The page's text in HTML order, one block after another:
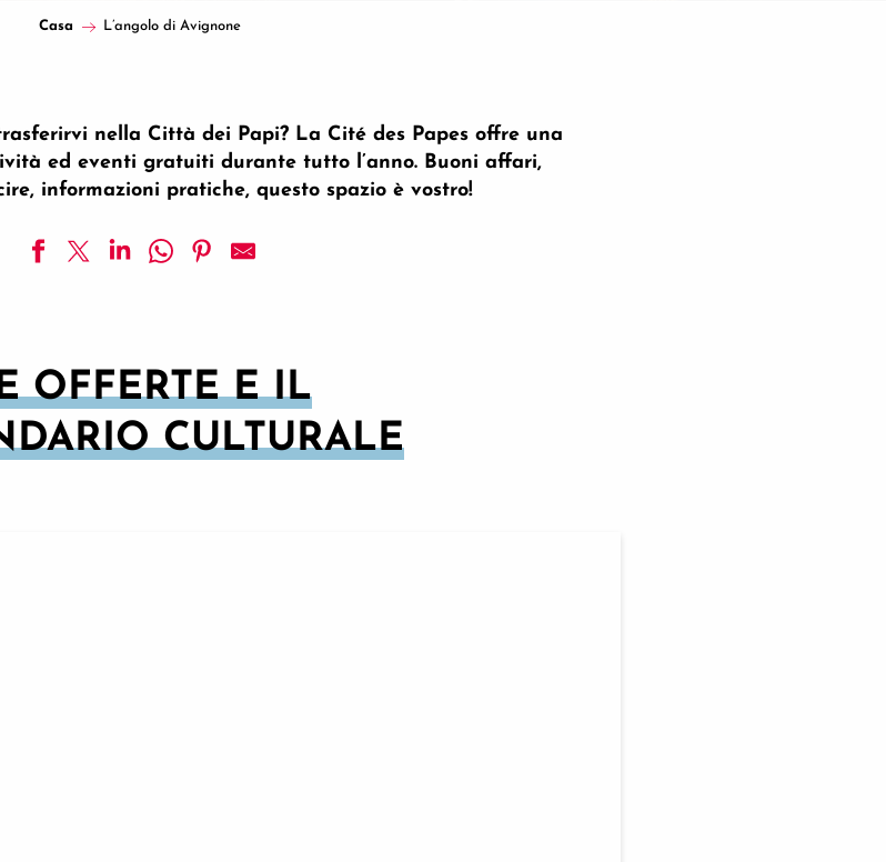
Casa L’angolo di Avignone
nella Città dei Papi? La Cité des Papes offre una
ed eventi gratuiti durante tutto l’anno. Buoni affari,
informazioni pratiche, questo spazio è vostro!
OFFERTE E IL
CULTURALE